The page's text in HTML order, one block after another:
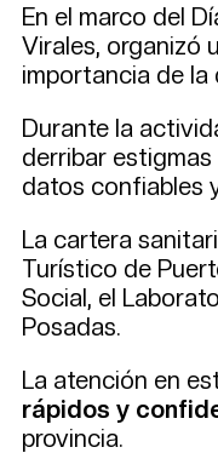
En el marco del
Virales, organizó
importancia de la
Durante la
derribar
datos confiables
La cartera
Turístico de
Social, el
Posadas.
La atención en
rápidos y
provincia.